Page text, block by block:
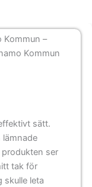
sätt.
lämnade
ser
tak för
skulle leta